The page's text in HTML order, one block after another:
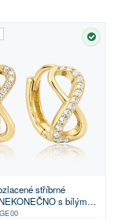
stříbrné
s bílými